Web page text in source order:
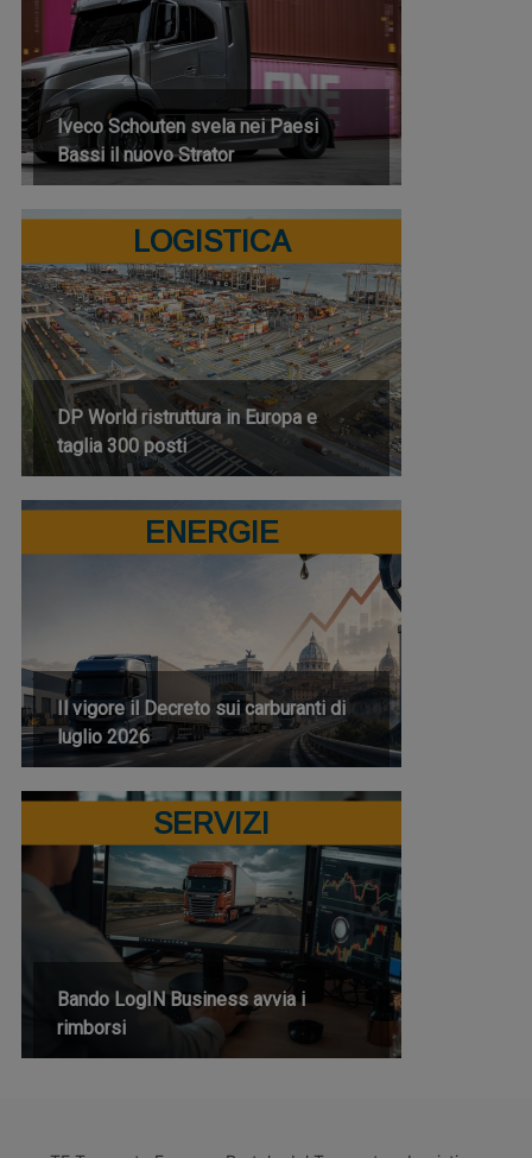
Iveco Schouten svela nei Paesi
Bassi il nuovo Strator
LOGISTICA
DP World ristruttura in Europa e
taglia 300 posti
ENERGIE
Il vigore il Decreto sui carburanti di
luglio 2026
SERVIZI
Bando LogIN Business avvia i
rimborsi